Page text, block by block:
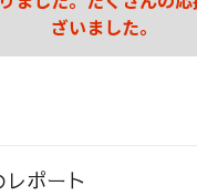
ざいました。
レポート